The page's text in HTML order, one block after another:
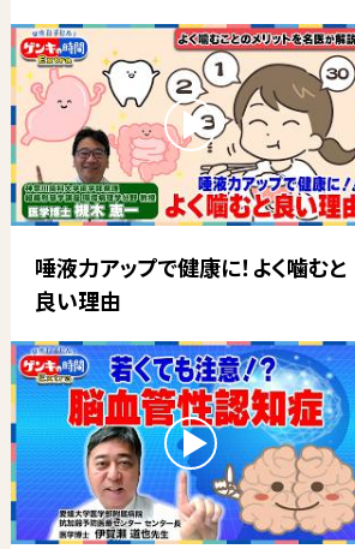
唾液力アップで健康に！よく噛むと
良い理由